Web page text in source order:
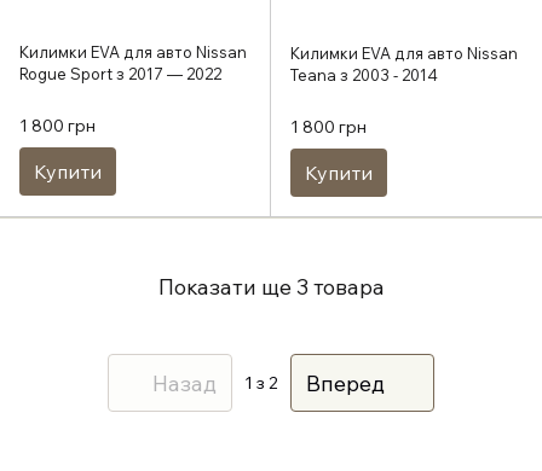
Килимки EVA для авто Nissan
Rogue Sport з 2017 — 2022
1 800 грн
Купити
Килимки EVA для авто Nissan
Teana з 2003 - 2014
1 800 грн
Купити
Показати ще 3 товара
Назад 1 з 2 Вперед